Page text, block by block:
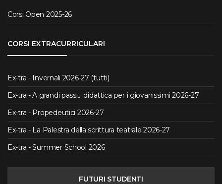
Corsi Open 2025-26
CORSI EXTRACURRICULARI
Ex-tra - Invernali 2026-27 (tutti)
Ex-tra - A grandi passi... didattica per i giovanissimi 2026-27
Ex-tra - Propedeutici 2026-27
Ex-tra - La Palestra della scrittura teatrale 2026-27
Ex-tra - Summer School 2026
FUTURI STUDENTI